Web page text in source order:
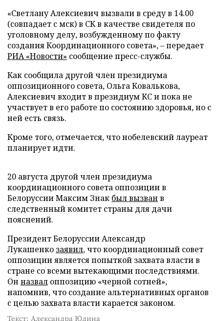
«Светлану Алексиевич вызвали в среду в 14.00
(совпадает с мск) в СК в качестве свидетеля по
уголовному делу, возбужденному по факту
создания Координационного совета», – передает
РИА «Новости» сообщение пресс-службы.
Как сообщила другой член президиума
оппозиционного совета, Ольга Ковалькова,
Алексиевич входит в президиум КС и пока не
участвует в его работе по состоянию здоровья, но с
ней есть связь.
Кроме того, отмечается, что нобелевский лауреат
планирует идти.
20 августа другой член президиума
координационного совета оппозиции в
Белоруссии Максим Знак был вызван в
следственный комитет страны для дачи
пояснений.
Президент Белоруссии Александр
Лукашенко заявил, что координационный совет
оппозиции является попыткой захвата власти в
стране со всеми вытекающими последствиями.
Он назвал оппозицию «черной сотней»,
напомнив, что создание альтернативных органов
с целью захвата власти карается законом.
Текст: Александра Юдина